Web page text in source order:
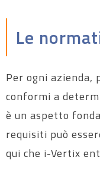
Le
Per ogni azienda,
conformi a
è un aspetto
requisiti può
qui che i-Vertix